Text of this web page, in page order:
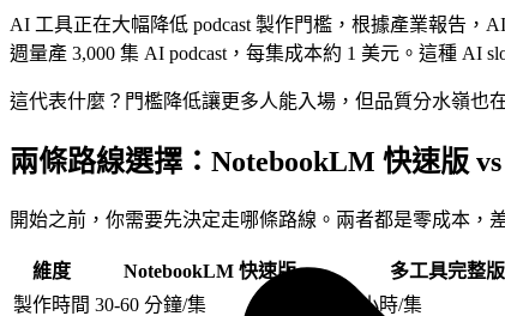
AI 工具正在大幅降低 podcast 製作門檻，根據產業報告，
週量產 3,000 集 AI podcast，每集成本約 1 美元。這種 AI
這代表什麼？門檻降低讓更多人能入場，但品質分水嶺也
兩條路線選擇：NotebookLM 快速版
開始之前，你需要先決定走哪條路線。兩者都是零成本，
維度 NotebookLM 快速版
多工具完整版
製作時間 30-60 分鐘/集
2-4 小時/集